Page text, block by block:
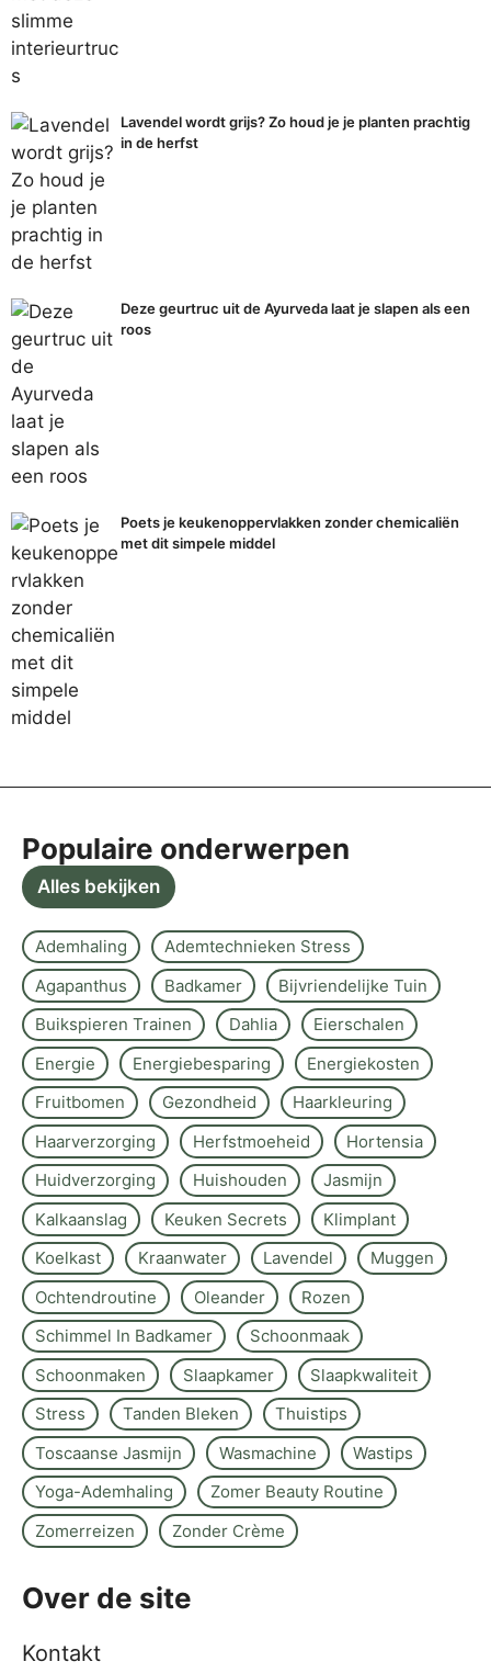
Lavendel wordt grijs? Zo houd je je planten prachtig
in de herfst
Deze geurtruc uit de Ayurveda laat je slapen als een
roos
Poets je keukenoppervlakken zonder chemicaliën
met dit simpele middel
Populaire onderwerpen
Alles bekijken
Ademhaling
Ademtechnieken Stress
Agapanthus
Badkamer
Bijvriendelijke Tuin
Buikspieren Trainen
Dahlia
Eierschalen
Energie
Energiebesparing
Energiekosten
Fruitbomen
Gezondheid
Haarkleuring
Haarverzorging
Herfstmoeheid
Hortensia
Huidverzorging
Huishouden
Jasmijn
Kalkaanslag
Keuken Secrets
Klimplant
Koelkast
Kraanwater Lavendel
Muggen
Ochtendroutine
Oleander
Rozen
Schimmel In Badkamer
Schoonmaak
Schoonmaken
Slaapkamer
Slaapkwaliteit
Stress
Tanden Bleken
Thuistips
Toscaanse Jasmijn
Wasmachine
Wastips
Yoga-Ademhaling
Zomer Beauty Routine
Zomerreizen
Zonder Crème
Over de site
Kontakt